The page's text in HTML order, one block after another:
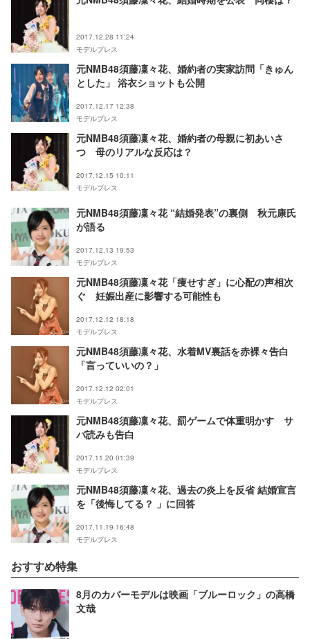
2017.12.28 11:24
モデルプレス
元NMB48須藤凜々花、婚約者の実家訪問「きゅん
とした」 浴衣ショットも公開
2017.12.17 12:38
モデルプレス
元NMB48須藤凜々花、婚約者の母親に初あいさ
つ 母のリアルな反応は？
2017.12.15 10:11
モデルプレス
元NMB48須藤凜々花 “結婚発表”の裏側 秋元康氏
が語る
2017.12.13 19:53
モデルプレス
元NMB48須藤凜々花「痩せすぎ」に心配の声相次
ぐ 妊娠出産に影響する可能性も
2017.12.12 18:18
モデルプレス
元NMB48須藤凜々花、水着MV裏話を赤裸々告白
「言っていいの？」
2017.12.12 02:01
モデルプレス
元NMB48須藤凜々花、罰ゲームで体重明かす サ
バ読みも告白
2017.11.20 01:39
モデルプレス
元NMB48須藤凜々花、過去の炎上を反省 結婚宣言
を「後悔してる？ 」に回答
2017.11.19 16:48
モデルプレス
おすすめ特集
8月のカバーモデルは映画「ブルーロック」の高橋
文哉